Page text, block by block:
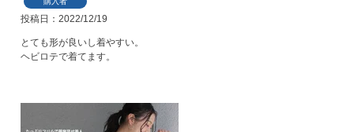
投稿日 2022/12/19
とても形が良いし着やすい。
ヘビロテで着てます。